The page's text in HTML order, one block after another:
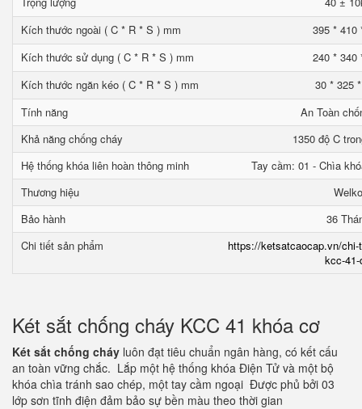
Kích thước ngoài ( C * R * S ) mm
395 * 410
Kích thước sử dụng ( C * R * S ) mm
240 * 340
Kích thước ngăn kéo ( C * R * S ) mm
30 * 325
Tính năng
An Toàn
Khả năng chống cháy
1350 độ C
Hệ thống khóa liên hoàn thông minh
Tay cầm: 01 - Chìa
Thương hiệu
Welko
Bảo hành
36
Chi tiết sản phẩm
https://ketsatcaocap.vn/
kcc-
Két sắt chống cháy KCC 41 khóa cơ
Két sắt chống cháy luôn đạt tiêu chuẩn ngân hàng, có kết cấu
an toàn vững chắc. Lắp một hệ thống khóa Điện Tử và một bộ
khóa chìa tránh sao chép, một tay cầm ngoại Được phủ bởi 03
lớp sơn tĩnh điện đảm bảo sự bền màu theo thời gian